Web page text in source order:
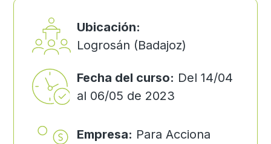
Ubicación:
Logrosán (Badajoz)
Fecha del curso: Del 14/04
al 06/05 de 2023
Empresa: Para Acciona